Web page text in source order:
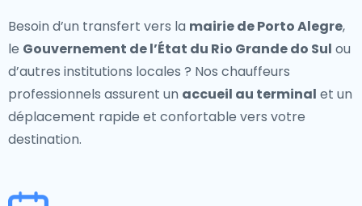
Besoin d’un transfert vers la mairie de Porto Alegre,
le Gouvernement de l’État du Rio Grande do Sul ou
d’autres institutions locales ? Nos chauffeurs
professionnels assurent un accueil au terminal et un
déplacement rapide et confortable vers votre
destination.